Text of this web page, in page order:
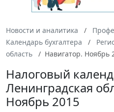
Новости и аналитика
Календарь бухгалтера
область
Навигатор. Ноябрь
Налоговый
Ленинградская
Ноябрь 2015